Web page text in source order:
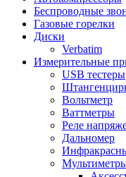
Беспроводные
Газовые горелки
Диски
Verbatim
Измерительные
USB тестеры
Вольтметр
Ваттметры
Реле
Дальномер